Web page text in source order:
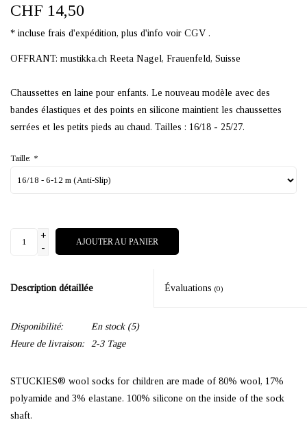
CHF 14,50
* incluse frais d'expédition, plus d'info voir CGV .
OFFRANT: mustikka.ch Reeta Nagel, Frauenfeld, Suisse
Chaussettes en laine pour enfants. Le nouveau modèle avec des
bandes élastiques et des points en silicone maintient les chaussettes
serrées et les petits pieds au chaud. Tailles : 16/18 - 25/27.
Taille: *
+
-
AJOUTER AU PANIER
Description détaillée Évaluations (0)
Disponibilité: En stock(5)
Heure de livraison:
2-3 Tage
STUCKIES® wool socks for children are made of 80% wool, 17%
polyamide and 3% elastane. 100% silicone on the inside of the sock
shaft.